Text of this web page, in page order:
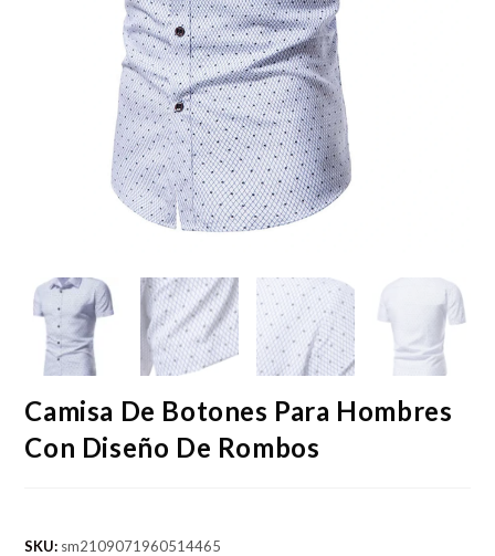
Camisa De Botones Para Hombres
Con Diseño De Rombos
SKU: sm2109071960514465